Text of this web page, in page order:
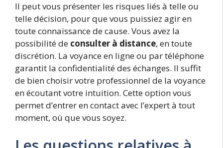
Il peut vous présenter les risques liés à telle ou
telle décision, pour que vous puissiez agir en
toute connaissance de cause. Vous avez la
possibilité de consulter à distance, en toute
discrétion. La voyance en ligne ou par téléphone
garantit la confidentialité des échanges. Il suffit
de bien choisir votre professionnel de la voyance
en écoutant votre intuition. Cette option vous
permet d’entrer en contact avec l’expert à tout
moment, où que vous soyez.